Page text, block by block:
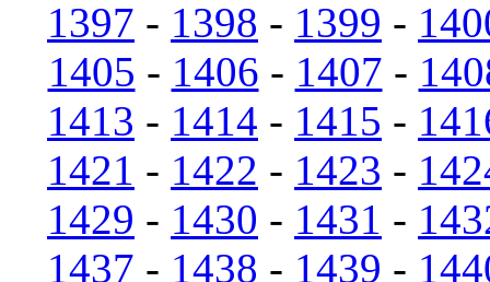
1397 - 1398 - 1399 -
1405 - 1406 - 1407 -
1413 - 1414 - 1415 -
1421 - 1422 - 1423 -
1429 - 1430 - 1431 -
1437 - 1438 - 1439 -